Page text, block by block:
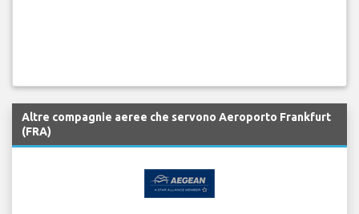
Altre compagnie aeree che servono Aeroporto Frankfurt
(FRA)